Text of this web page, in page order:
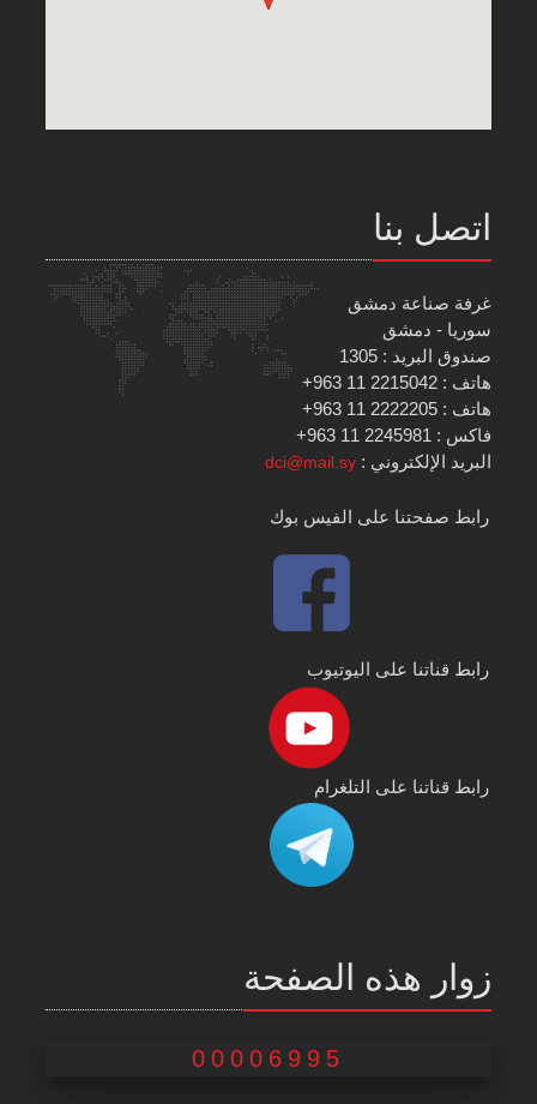
اتصل بنا
غرفة صناعة دمشق
سوريا - دمشق
صندوق البريد : 1305
هاتف : 2215042 11 963+
هاتف : 2222205 11 963+
فاكس : 2245981 11 963+
البريد الإلكتروني :dci@mail.sy
رابط صفحتنا على الفيس بوك
رابط قناتنا على اليوتيوب
رابط قناتنا على التلغرام
زوار هذه الصفحة
00006995